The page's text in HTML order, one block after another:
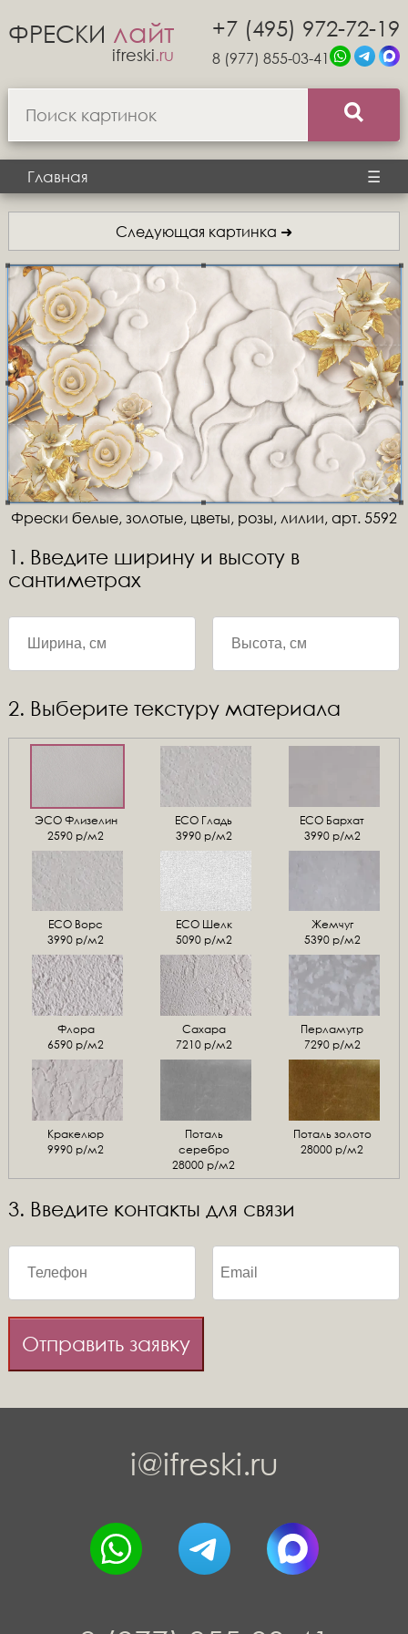
ФРЕСКИ лайт
ifreski.ru
+7 (495) 972-72-19
8 (977) 855-03-41
Главная ☰
Следующая картинка ➜
Фрески белые, золотые, цветы, розы, лилии, арт. 5592
1. Введите ширину и высоту в
сантиметрах
2. Выберите текстуру материала
ЭСО Флизелин
2590 р/м2
ЕСО Гладь
3990 р/м2
ECO Бархат
3990 р/м2
ЕСО Ворс
3990 р/м2
ЕСО Шелк
5090 р/м2
Жемчуг
5390 р/м2
Флора
6590 р/м2
Сахара
7210 р/м2
Перламутр
7290 р/м2
Кракелюр
9990 р/м2
Поталь
серебро
28000 р/м2
Поталь золото
28000 р/м2
3. Введите контакты для связи
Отправить заявку
i@ifreski.ru